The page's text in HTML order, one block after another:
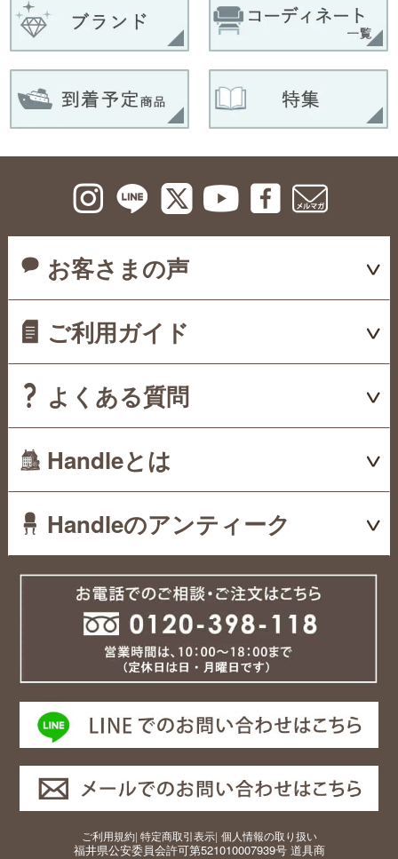
お客さまの声
ご利用ガイド
よくある質問
Handleとは
Handleのアンティーク
ご利用規約| 特定商取引表示| 個人情報の取り扱い
福井県公安委員会許可第521010007939号 道具商